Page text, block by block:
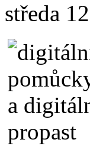
středa